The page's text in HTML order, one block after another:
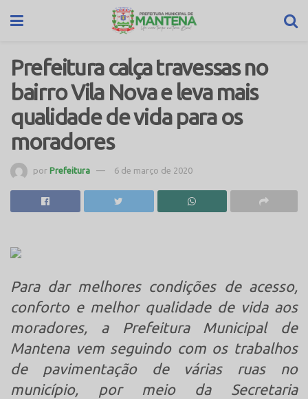
Prefeitura calça travessas no
bairro Vila Nova e leva mais
qualidade de vida para os
moradores
por Prefeitura 6 de março de 2020
Para dar melhores condições de acesso,
conforto e melhor qualidade de vida aos
moradores, a Prefeitura Municipal de
Mantena vem seguindo com os trabalhos
de pavimentação de várias ruas no
município, por meio da Secretaria